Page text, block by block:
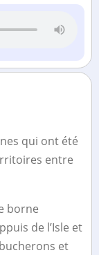
qui ont été
entre
borne
de l’Isle et
et